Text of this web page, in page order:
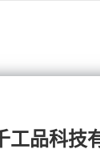
工品科技